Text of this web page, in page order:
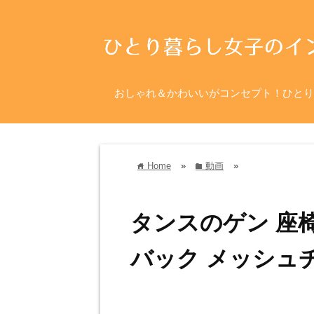
おしゃれ＆かわいいがコンセプト！ひと
home Home » folder 動画 »
タンスのゲン 座
バック メッシュ